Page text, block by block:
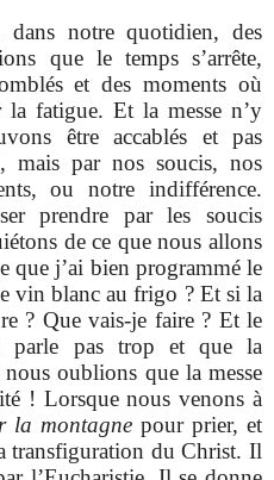
notre quotidien, des
que le temps s’arrête,
et des moments où
la fatigue. Et la messe n’y
être accablés et pas
mais par nos soucis, nos
ou notre indifférence.
prendre par les soucis
de ce que nous allons
que j’ai bien programmé le
vin blanc au frigo ? Et si la
? Que vais-je faire ? Et le
parle pas trop et que la
oublions que la messe
! Lorsque nous venons à
la montagne pour prier, et
transfiguration du Christ. Il